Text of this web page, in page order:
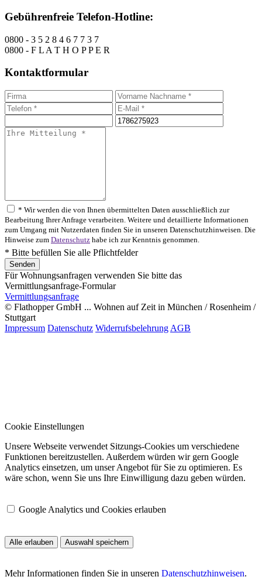
Gebührenfreie Telefon-Hotline:
0800 - 3 5 2 8 4 6 7 7 3 7
0800 - F L A T H O P P E R
Kontaktformular
* Wir werden die von Ihnen übermittelten Daten ausschließlich zur
Bearbeitung Ihrer Anfrage verarbeiten. Weitere und detaillierte Informationen
zum Umgang mit Nutzerdaten finden Sie in unseren Datenschutzhinweisen. Die
Hinweise zum Datenschutz habe ich zur Kenntnis genommen.
* Bitte befüllen Sie alle Pflichtfelder
Für Wohnungsanfragen verwenden Sie bitte das
Vermittlungsanfrage-Formular
Vermittlungsanfrage
© Flathopper GmbH ... Wohnen auf Zeit in München / Rosenheim /
Stuttgart
Impressum Datenschutz Widerrufsbelehrung AGB
Cookie Einstellungen
Unsere Webseite verwendet Sitzungs-Cookies um verschiedene
Funktionen bereitzustellen. Außerdem würden wir gern Google
Analytics einsetzen, um unser Angebot für Sie zu optimieren. Es
wäre schon, wenn Sie uns Ihre Einwilligung dazu geben würden.
Google Analytics und Cookies erlauben
Alle erlauben Auswahl speichern
Mehr Informationen finden Sie in unseren Datenschutzhinweisen.